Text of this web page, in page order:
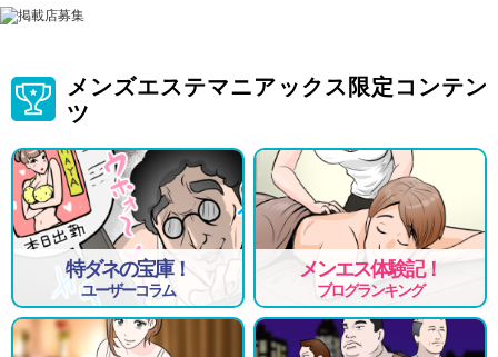
メンズエステマニアックス限定コンテン
ツ
特ダネの宝庫！
ユーザーコラム
メンエス体験記！
ブログランキング